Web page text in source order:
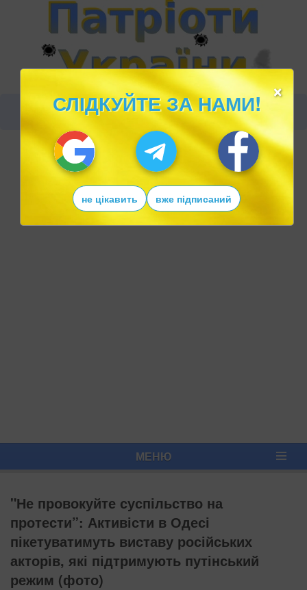
МЕНЮ
"Не провокуйте суспільство на
протести”: Активісти в Одесі
пікетуватимуть виставу російських
акторів, які підтримують путінський
режим (фото)
×
СЛІДКУЙТЕ ЗА НАМИ!
не цікавить вже підписаний